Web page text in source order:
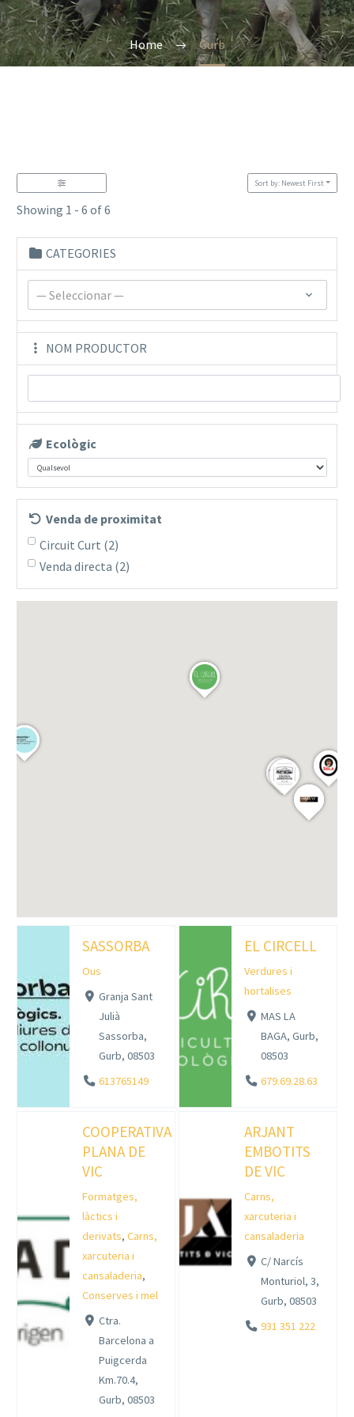
Home Gurb
Showing 1 - 6 of 6
Sort by: Newest First
CATEGORIES
— Seleccionar —
NOM PRODUCTOR
Ecològic
Venda de proximitat
Circuit Curt (2)
Venda directa (2)
SASSORBA
Ous
Granja Sant
Julià
Sassorba,
Gurb, 08503
613765149
EL CIRCELL
Verdures i
hortalises
MAS LA
BAGA, Gurb,
08503
679.69.28.63
COOPERATIVA
PLANA DE
VIC
Formatges,
làctics i
derivats,Carns,
xarcuteria i
cansaladeria,
Conserves i mel
Ctra.
Barcelona a
Puigcerda
Km.70.4,
Gurb, 08503
ARJANT
EMBOTITS
DE VIC
Carns,
xarcuteria i
cansaladeria
C/ Narcís
Monturiol, 3,
Gurb, 08503
931 351 222